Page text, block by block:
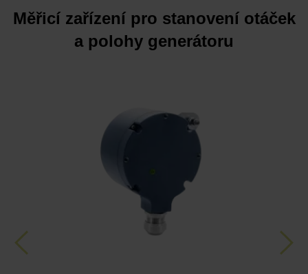
Měřicí zařízení pro stanovení otáček
a polohy generátoru
Previous Next